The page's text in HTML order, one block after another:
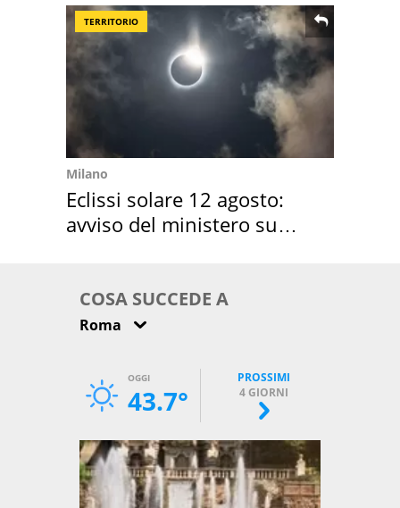
TERRITORIO
Milano
Eclissi solare 12 agosto:
avviso del ministero su